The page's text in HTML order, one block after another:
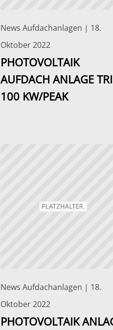
News Aufdachanlagen | 18.
Oktober 2022
PHOTOVOLTAIK
AUFDACH ANLAGE
100 KW/PEAK
News Aufdachanlagen | 18.
Oktober 2022
PHOTOVOLTAIK